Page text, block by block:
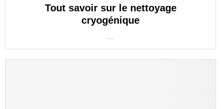
Tout savoir sur le nettoyage
cryogénique